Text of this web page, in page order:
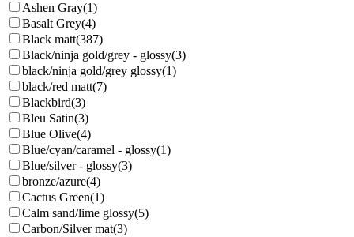
Ashen Gray(1)
Basalt Grey(4)
Black matt(387)
Black/ninja gold/grey - glossy(3)
black/ninja gold/grey glossy(1)
black/red matt(7)
Blackbird(3)
Bleu Satin(3)
Blue Olive(4)
Blue/cyan/caramel - glossy(1)
Blue/silver - glossy(3)
bronze/azure(4)
Cactus Green(1)
Calm sand/lime glossy(5)
Carbon/Silver mat(3)